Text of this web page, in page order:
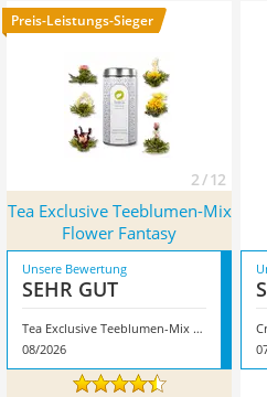
die einzeln verpackt sind
Überzeugt hat uns hier
Modell Creano Erblühtee Mix
Preis-Leistungs-Sieger
2 / 12
Tea Exclusive Teeblumen-Mix
Flower Fantasy
Unsere Bewertung
SEHR GUT
Tea Exclusive Teeblumen-Mix Flower Fantasy
08/2026